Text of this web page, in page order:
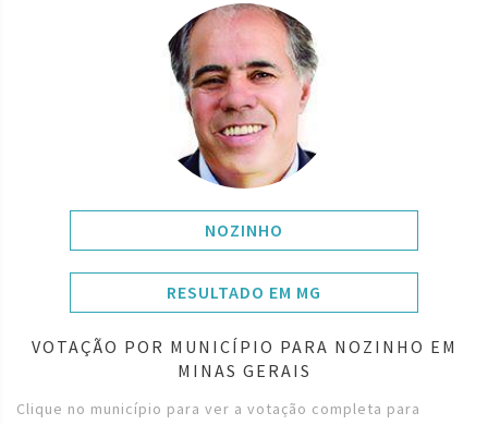
NOZINHO
RESULTADO EM MG
VOTAÇÃO POR MUNICÍPIO PARA NOZINHO EM
MINAS GERAIS
Clique no município para ver a votação completa para